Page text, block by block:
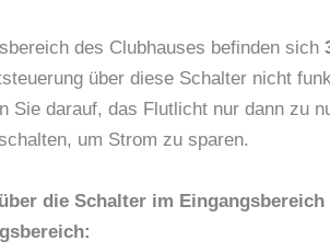
des Clubhauses befinden sich
über diese Schalter nicht
Sie darauf, das Flutlicht nur dann zu
um Strom zu sparen.
die Schalter im Eingangsbereich